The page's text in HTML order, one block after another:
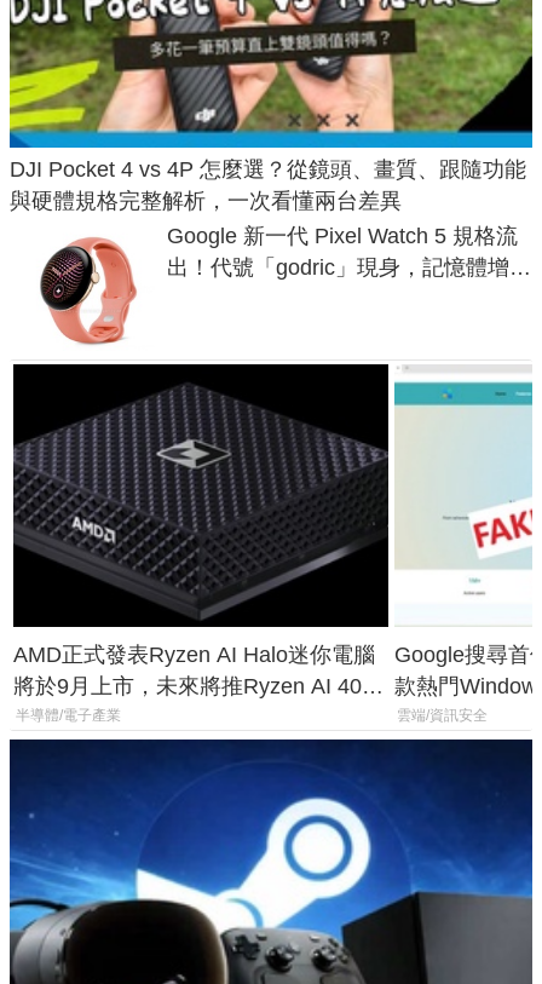
DJI Pocket 4 vs 4P 怎麼選？從鏡頭、畫質、跟隨功能
與硬體規格完整解析，一次看懂兩台差異
Google 新一代 Pixel Watch 5 規格流
出！代號「godric」現身，記憶體增強
AMD正式發表Ryzen AI Halo迷你電腦
將於9月上市，未來將推Ryzen AI 400
Max系列處理器與對應升級版
半導體/電子產業
Google搜尋首
款熱門
機
雲端/資訊安全